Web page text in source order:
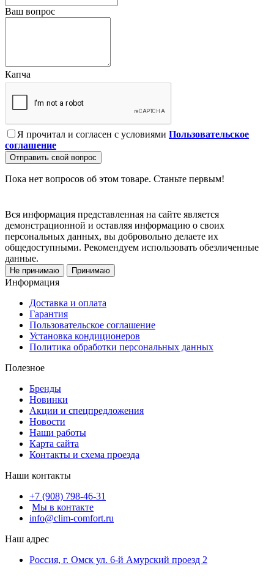
Ваш вопрос
Капча
Я прочитал и согласен с условиями Пользовательское
соглашение
Отправить свой вопрос
Пока нет вопросов об этом товаре. Станьте первым!
Вся информация представленная на сайте является
демонстрационной и оставляя информацию о своих
персональных данных, вы добровольно делаете их
общедоступными. Рекомендуем использовать обезличенные
данные.
Не принимаю Принимаю
Информация
Доставка и оплата
Гарантия
Пользовательское соглашение
Установка кондиционеров
Политика обработки персональных данных
Полезное
Бренды
Новинки
Акции и спецпредложения
Новости
Наши работы
Карта сайта
Контакты и схема проезда
Наши контакты
+7 (908) 798-46-31
Мы в контакте
info@clim-comfort.ru
Наш адрес
Россия, г. Омск ул. 6-й Амурский проезд 2